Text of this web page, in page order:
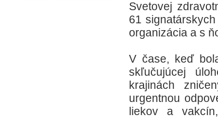
Svetovej
61
organizácia a s
V čase, keď
skľučujúcej
krajinách
urgentnou
liekov a